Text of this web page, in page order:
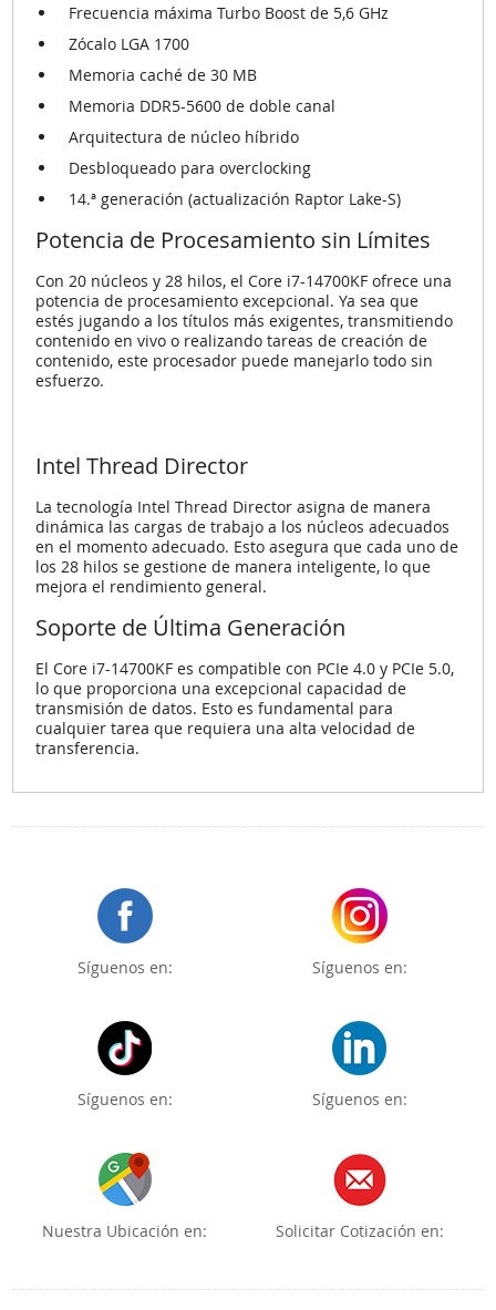
Frecuencia máxima Turbo Boost de 5,6 GHz
Zócalo LGA 1700
Memoria caché de 30 MB
Memoria DDR5-5600 de doble canal
Arquitectura de núcleo híbrido
Desbloqueado para overclocking
14.ª generación (actualización Raptor Lake-S)
Potencia de Procesamiento sin Límites
Con 20 núcleos y 28 hilos, el Core i7-14700KF ofrece una
potencia de procesamiento excepcional. Ya sea que
estés jugando a los títulos más exigentes, transmitiendo
contenido en vivo o realizando tareas de creación de
contenido, este procesador puede manejarlo todo sin
esfuerzo.
Intel Thread Director
La tecnología Intel Thread Director asigna de manera
dinámica las cargas de trabajo a los núcleos adecuados
en el momento adecuado. Esto asegura que cada uno de
los 28 hilos se gestione de manera inteligente, lo que
mejora el rendimiento general.
Soporte de Última Generación
El Core i7-14700KF es compatible con PCIe 4.0 y PCIe 5.0,
lo que proporciona una excepcional capacidad de
transmisión de datos. Esto es fundamental para
cualquier tarea que requiera una alta velocidad de
transferencia.
Síguenos en: Síguenos en:
Síguenos en: Síguenos en:
Nuestra Ubicación en: Solicitar Cotización en: